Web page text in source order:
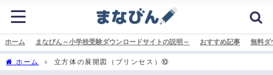
ホーム まなびん～小学校受験ダウンロードサイトの説明～ おすすめ記事 無料ダ
ホーム 立方体の展開図（プリンセス）⑩